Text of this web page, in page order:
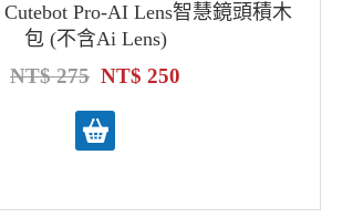
Cutebot Pro-AI Lens智慧鏡頭積木
包 (不含Ai Lens)
275 250